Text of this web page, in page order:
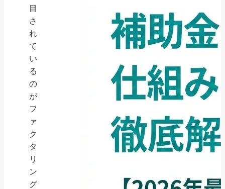
目
さ
れ
て
い
る
の
が
フ
ァ
ク
タ
リ
ン
グ